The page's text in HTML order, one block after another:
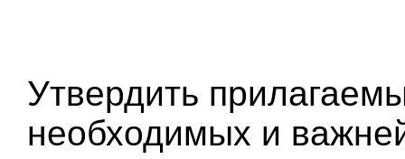
Утвердить
необходимых и